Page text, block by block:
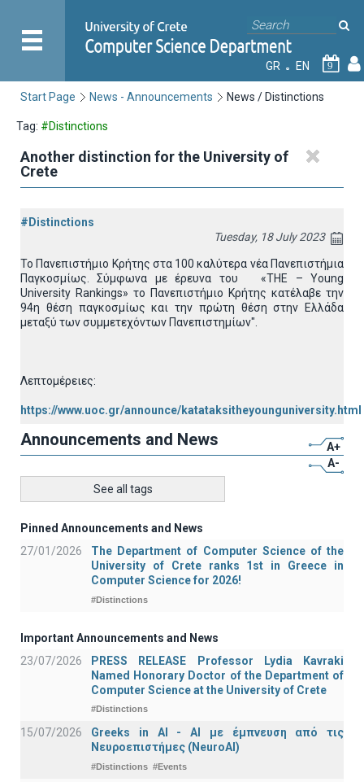
GR EN 9
Start Page News - Announcements News / Distinctions
Tag: #Distinctions
Another distinction for the University of
Crete
#Distinctions
Tuesday, 18 July 2023
Το Πανεπιστήμιο Κρήτης στα 100 καλύτερα νέα Πανεπιστήμια
Παγκοσμίως. Σύμφωνα με έρευνα του «THE – Young
University Rankings» το Πανεπιστήμιο Κρήτης κατέλαβε την
94η θέση παγκοσμίως και την πρώτη θέση στην Ελλάδα
μεταξύ των συμμετεχόντων Πανεπιστημίων".
Λεπτομέρειες:
https://www.uoc.gr/announce/katataksitheyounguniversity.html
Announcements and News
A+
A-
See all tags
Pinned Announcements and News
27/01/2026
The Department of Computer Science of the
University of Crete ranks 1st in Greece in
Computer Science for 2026!
#Distinctions
Important Announcements and News
23/07/2026
PRESS RELEASE Professor Lydia Kavraki
Named Honorary Doctor of the Department of
Computer Science at the University of Crete
#Distinctions
15/07/2026
Greeks in AI - ΑΙ με έμπνευση από τις
Νευροεπιστήμες (NeuroAI)
#Distinctions #Events